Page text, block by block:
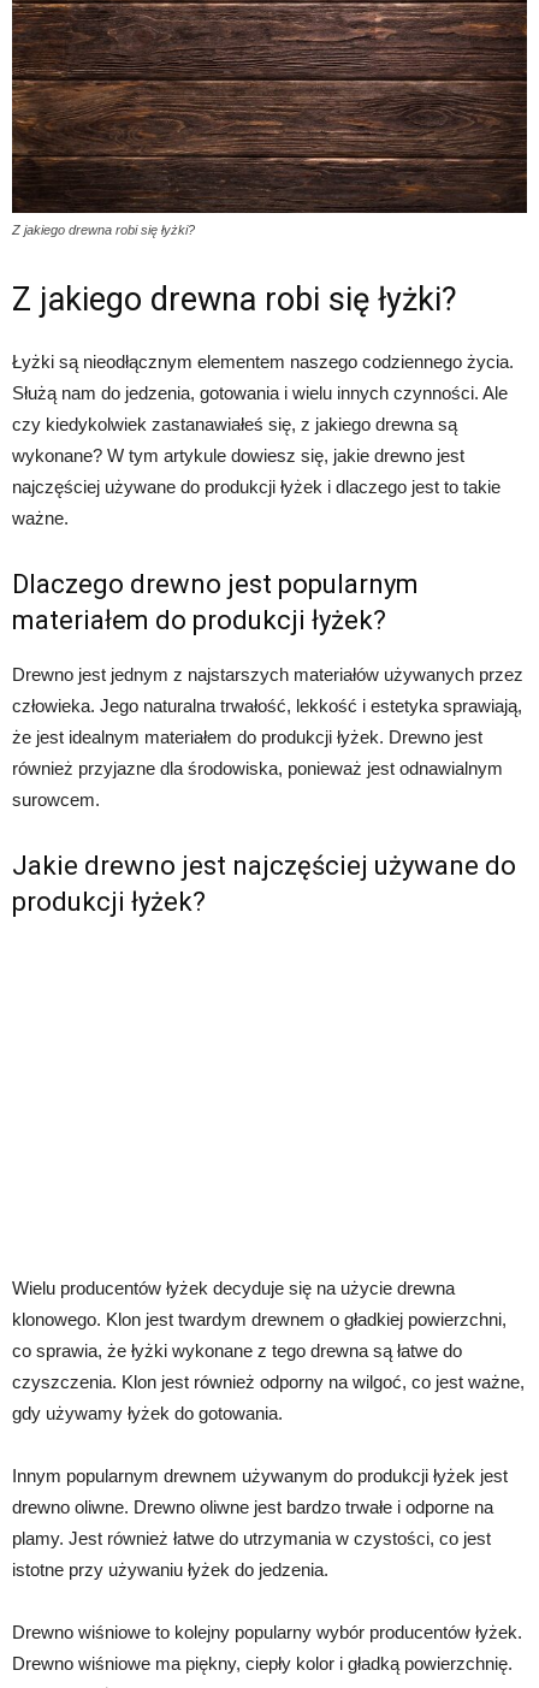
Z jakiego drewna robi się łyżki?
Z jakiego drewna robi się łyżki?
Łyżki są nieodłącznym elementem naszego codziennego życia.
Służą nam do jedzenia, gotowania i wielu innych czynności. Ale
czy kiedykolwiek zastanawiałeś się, z jakiego drewna są
wykonane? W tym artykule dowiesz się, jakie drewno jest
najczęściej używane do produkcji łyżek i dlaczego jest to takie
ważne.
Dlaczego drewno jest popularnym
materiałem do produkcji łyżek?
Drewno jest jednym z najstarszych materiałów używanych przez
człowieka. Jego naturalna trwałość, lekkość i estetyka sprawiają,
że jest idealnym materiałem do produkcji łyżek. Drewno jest
również przyjazne dla środowiska, ponieważ jest odnawialnym
surowcem.
Jakie drewno jest najczęściej używane do
produkcji łyżek?
Wielu producentów łyżek decyduje się na użycie drewna
klonowego. Klon jest twardym drewnem o gładkiej powierzchni,
co sprawia, że łyżki wykonane z tego drewna są łatwe do
czyszczenia. Klon jest również odporny na wilgoć, co jest ważne,
gdy używamy łyżek do gotowania.
Innym popularnym drewnem używanym do produkcji łyżek jest
drewno oliwne. Drewno oliwne jest bardzo trwałe i odporne na
plamy. Jest również łatwe do utrzymania w czystości, co jest
istotne przy używaniu łyżek do jedzenia.
Drewno wiśniowe to kolejny popularny wybór producentów łyżek.
Drewno wiśniowe ma piękny, ciepły kolor i gładką powierzchnię.